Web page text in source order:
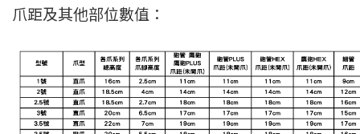
爪距及其他部位數值：